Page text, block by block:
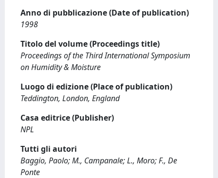
Anno di pubblicazione (Date of publication)
1998
Titolo del volume (Proceedings title)
Proceedings of the Third International Symposium
on Humidity & Moisture
Luogo di edizione (Place of publication)
Teddington, London, England
Casa editrice (Publisher)
NPL
Tutti gli autori
Baggio, Paolo; M., Campanale; L., Moro; F., De
Ponte